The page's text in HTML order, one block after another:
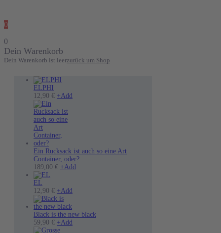
0
0
Dein Warenkorb
Dein Warenkorb ist leerzurück um Shop
ELPHI
12,90 € +Add
Ein Rucksack ist auch so eine Art
Container, oder?
189,00 € +Add
EL
12,90 € +Add
Black is the new black
59,90 € +Add